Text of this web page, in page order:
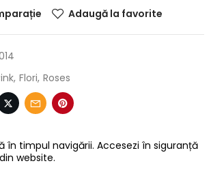
Adaugă la favorite
Flori Roses
în timpul navigării. Accesezi în siguranță
website.